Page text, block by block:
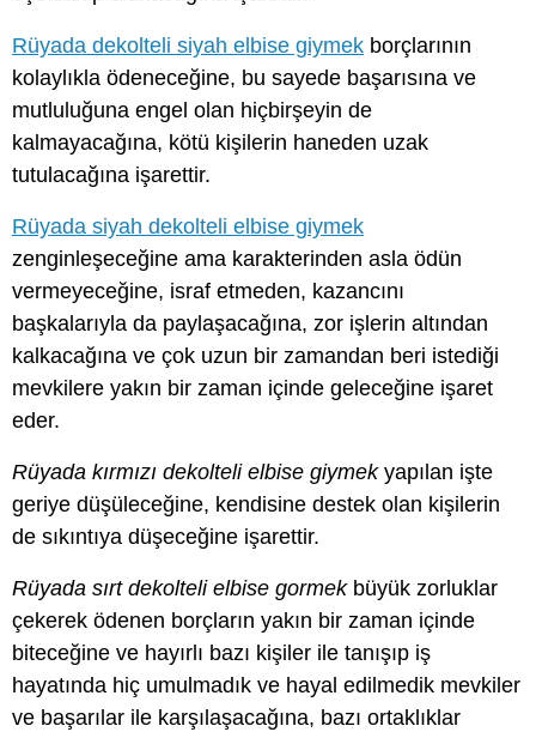
Rüyada dekolteli siyah elbise giymek borçlarının
kolaylıkla ödeneceğine, bu sayede başarısına ve
mutluluğuna engel olan hiçbirşeyin de
kalmayacağına, kötü kişilerin haneden uzak
tutulacağına işarettir.
Rüyada siyah dekolteli elbise giymek
zenginleşeceğine ama karakterinden asla ödün
vermeyeceğine, israf etmeden, kazancını
başkalarıyla da paylaşacağına, zor işlerin altından
kalkacağına ve çok uzun bir zamandan beri istediği
mevkilere yakın bir zaman içinde geleceğine işaret
eder.
Rüyada kırmızı dekolteli elbise giymekyapılan işte
geriye düşüleceğine, kendisine destek olan kişilerin
de sıkıntıya düşeceğine işarettir.
Rüyada sırt dekolteli elbise gormekbüyük zorluklar
çekerek ödenen borçların yakın bir zaman içinde
biteceğine ve hayırlı bazı kişiler ile tanışıp iş
hayatında hiç umulmadık ve hayal edilmedik mevkiler
ve başarılar ile karşılaşacağına, bazı ortaklıklar